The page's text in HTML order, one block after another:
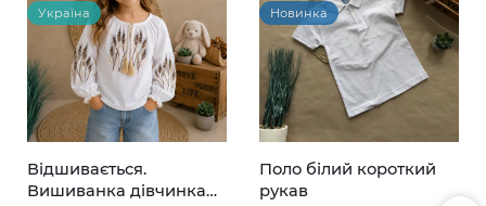
Україна
Відшивається.
Вишиванка дівчинка
Новинка
Поло білий короткий
рукав